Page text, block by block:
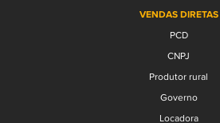
VENDAS DIRETAS
PCD
CNPJ
Produtor rural
Governo
Locadora